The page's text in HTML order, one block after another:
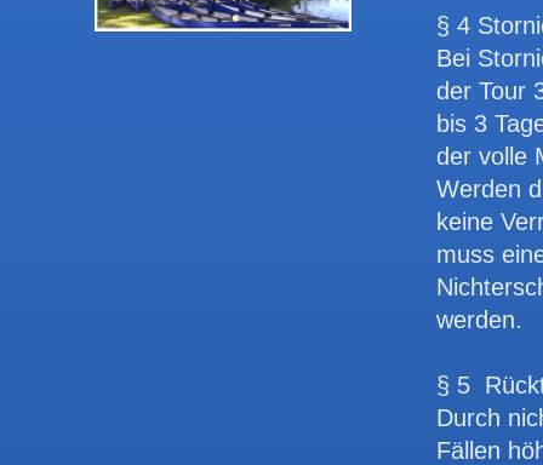
Yves Piehl Kanu –
§ 4
Bei
der Tour
bis 3
der volle
Werden
keine
muss
werden.
§ 5
Durch
Fällen